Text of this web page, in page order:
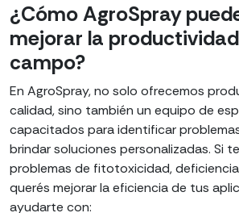
¿Cómo AgroSpray
mejorar la
campo?
En AgroSpray, no solo ofrecemos
calidad, sino también un equipo de
capacitados para identificar
brindar soluciones personalizadas. Si
problemas de fitotoxicidad,
querés mejorar la eficiencia de tus
ayudarte con: